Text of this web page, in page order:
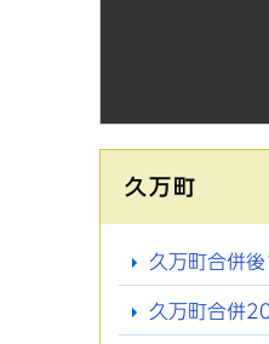
久万町
久万町合併
久万町合併